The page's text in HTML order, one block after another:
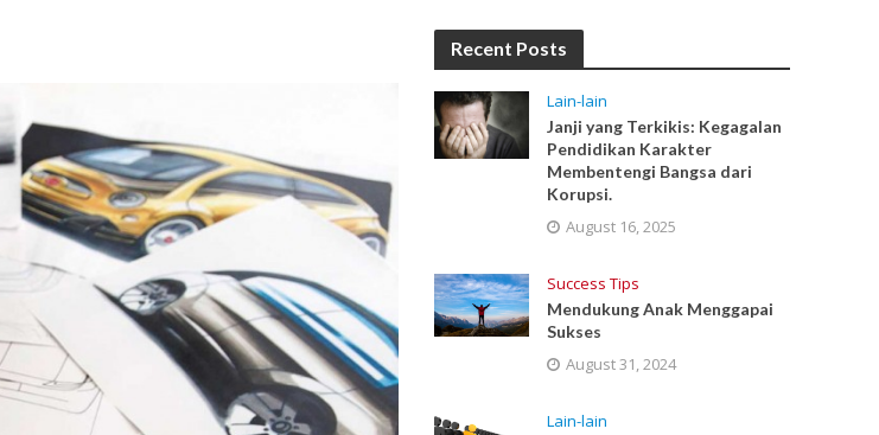
Recent Posts
Lain-lain
Janji yang Terkikis: Kegagalan
Pendidikan Karakter
Membentengi Bangsa dari
Korupsi.
August 16, 2025
Success Tips
Mendukung Anak Menggapai
Sukses
August 31, 2024
Lain-lain